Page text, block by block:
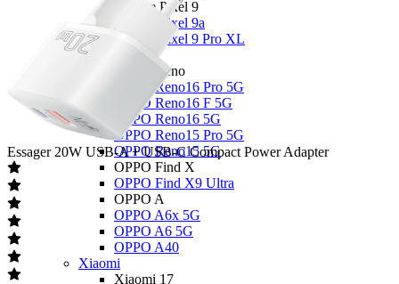
Google Pixel 9
Google Pixel 9a
Google Pixel 9 Pro XL
OPPO
OPPO Reno
OPPO Reno16 Pro 5G
OPPO Reno16 F 5G
OPPO Reno16 5G
OPPO Reno15 Pro 5G
OPPO Reno15 5G
OPPO Find X
OPPO Find X9 Ultra
OPPO A
OPPO A6x 5G
OPPO A6 5G
OPPO A40
Xiaomi
Xiaomi 17
Essager 20W USB-A + USB-C Compact Power Adapter